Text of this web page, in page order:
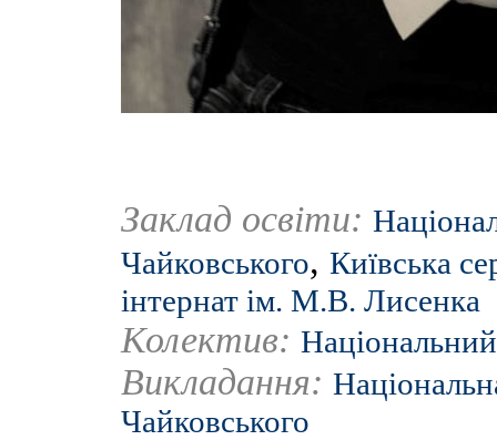
Заклад освіти:
Чайковського, Київська
інтернат ім. М.В. Лисенка
Колектив:
Викладання:
Чайковського